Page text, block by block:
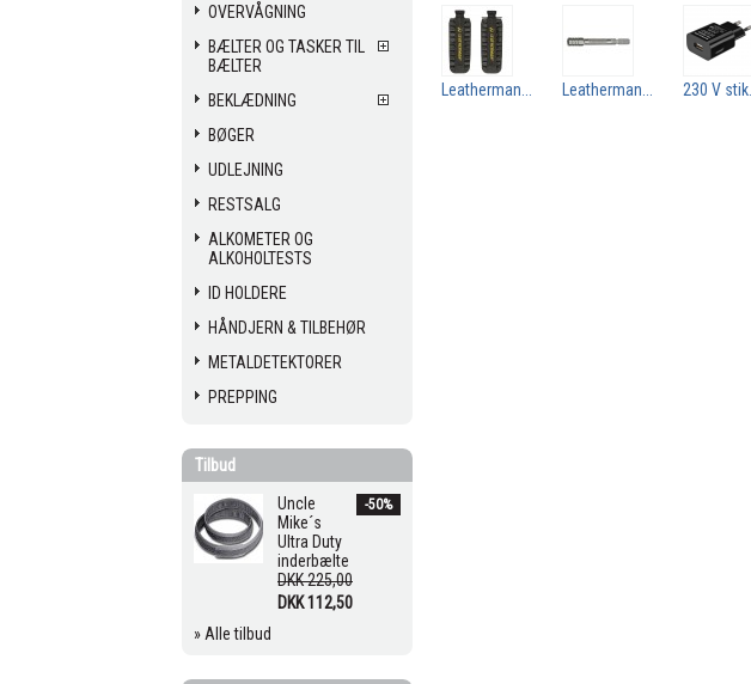
OVERVÅGNING
BÆLTER OG TASKER TIL
BÆLTER
BEKLÆDNING
BØGER
UDLEJNING
RESTSALG
ALKOMETER OG
ALKOHOLTESTS
ID HOLDERE
HÅNDJERN & TILBEHØR
METALDETEKTORER
PREPPING
Tilbud
-50%
Uncle
Mike´s
Ultra Duty
inderbælte
DKK 225,00
DKK 112,50
» Alle tilbud
Leatherman... Leatherman... 230 V stik...